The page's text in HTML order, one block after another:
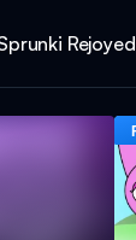
Rejoyed